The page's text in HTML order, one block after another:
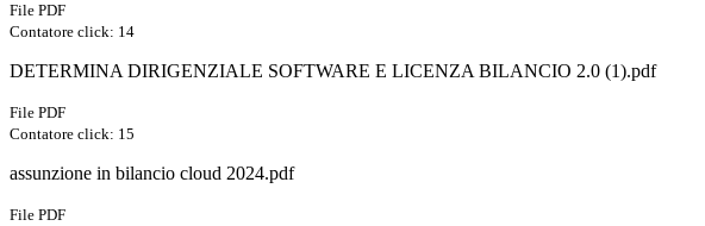
File PDF
Contatore click: 14
DETERMINA DIRIGENZIALE SOFTWARE E LICENZA BILANCIO 2.0 (1).pdf
File PDF
Contatore click: 15
assunzione in bilancio cloud 2024.pdf
File PDF